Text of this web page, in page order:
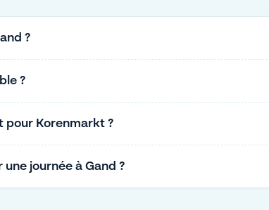
?
?
pour Korenmarkt ?
journée à Gand ?